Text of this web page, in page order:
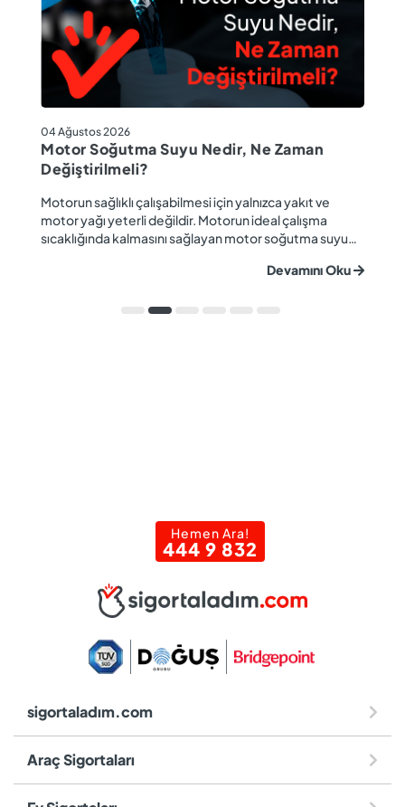
04 Ağustos 2026
Motor Soğutma Suyu Nedir, Ne Zaman
Değiştirilmeli?
Motorun sağlıklı çalışabilmesi için yalnızca yakıt ve
motor yağı yeterli değildir. Motorun ideal çalışma
sıcaklığında kalmasını sağlayan motor soğutma suyu
önem taşır. Düzenli olarak kontrol edilmeyen veya
korozyon, motor arızaları ve yüksek onarım ma...
Devamını Oku
Hemen Ara!
444 9 832
sigortaladım.com
Araç Sigortaları